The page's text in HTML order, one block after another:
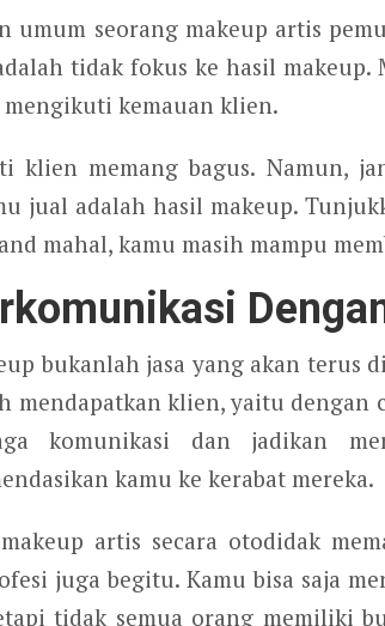
umum seorang makeup artis
tidak fokus ke hasil
mengikuti kemauan klien.
klien memang bagus. Namun,
jual adalah hasil makeup.
mahal, kamu masih mampu
bukanlah jasa yang akan terus
mendapatkan klien, yaitu dengan
komunikasi dan jadikan
kamu ke kerabat mereka.
artis secara otodidak
juga begitu. Kamu bisa saja
tidak semua orang memiliki